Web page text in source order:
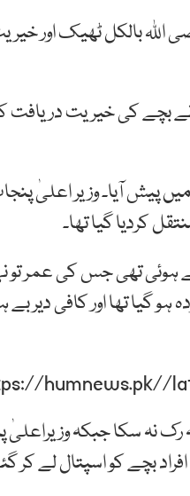
اللہ بالکل ٹھیک اور
نے بچے کی خیریت
پیش آیا۔ وزیر اعلیٰ
کردیا گیا تھا۔
تھی جس کی عمر تو
تھا اور کافی دیر بے
رک نہ سکا جبکہ
بچے کو اسپتال لے کر